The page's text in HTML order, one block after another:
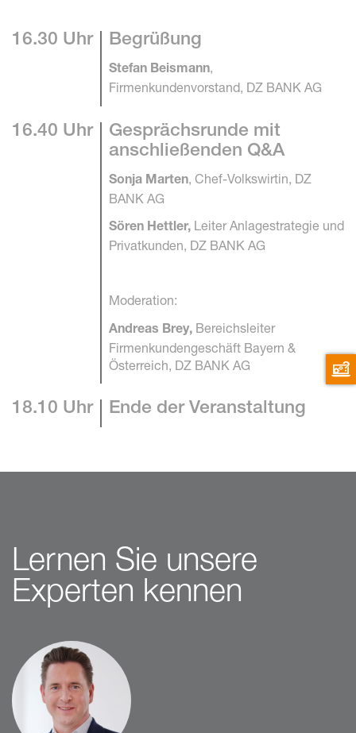
16.30 Uhr Begrüßung
Stefan Beismann,
Firmenkundenvorstand, DZ BANK AG
16.40 Uhr
Gesprächsrunde mit
anschließenden Q&A
Sonja Marten, Chef-Volkswirtin, DZ
BANK AG
Sören Hettler, Leiter Anlagestrategie und
Privatkunden, DZ BANK AG
Moderation:
Andreas Brey, Bereichsleiter
Firmenkundengeschäft Bayern &
Österreich, DZ BANK AG
18.10 Uhr Ende der Veranstaltung
Lernen Sie unsere
Experten kennen